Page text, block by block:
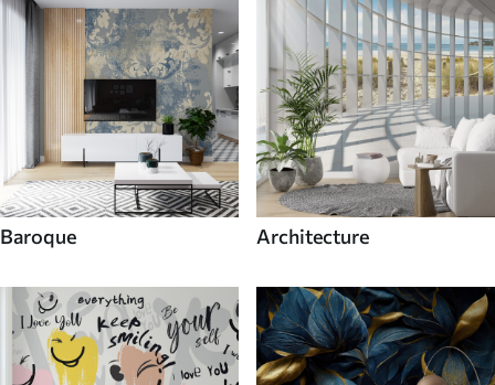
Baroque Architecture